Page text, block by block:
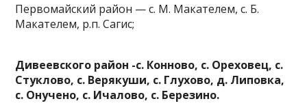
Первомайский район — с. М. Макателем, с. Б.
Макателем, р.п. Сагис;
Дивеевского район -с. Конново, с. Ореховец, с.
Стуклово, с. Верякуши, с. Глухово, д. Липовка,
с. Онучено, с. Ичалово, с. Березино.